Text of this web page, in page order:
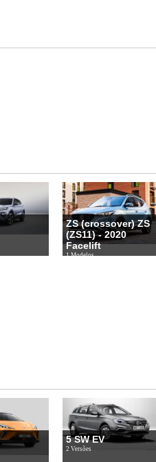
ZS (crossover) ZS
(ZS11) - 2020
Facelift
1 Modelos
5 SW EV
2 Versões